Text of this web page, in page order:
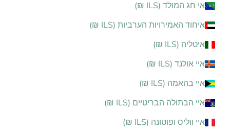
אי חג המולד (ILS ₪)
איחוד האמירויות הערביות (ILS ₪)
איטליה (ILS ₪)
איי אולנד (ILS ₪)
איי בהאמה (ILS ₪)
איי הבתולה הבריטיים (ILS ₪)
איי ווליס ופוטונה (ILS ₪)